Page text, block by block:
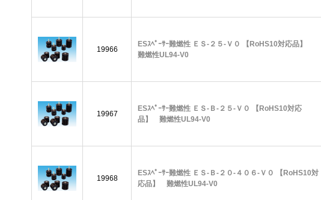
19966
ESｽﾍﾟｰｻｰ難燃性 ＥＳ-２５-Ｖ０ 【RoHS10対応品】
難燃性UL94-V0
19967
ESｽﾍﾟｰｻｰ難燃性 ＥＳ-Ｂ-２５-Ｖ０ 【RoHS10対応
品】 難燃性UL94-V0
19968
ESｽﾍﾟｰｻｰ難燃性 ＥＳ-Ｂ-２０-４０６-Ｖ０ 【RoHS10対
応品】 難燃性UL94-V0